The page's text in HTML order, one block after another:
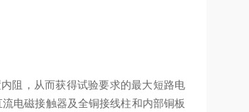
阻，从而获得试验要求的最大短路电
电磁接触器及全铜接线柱和内部铜板